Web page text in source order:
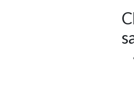
sans
Je